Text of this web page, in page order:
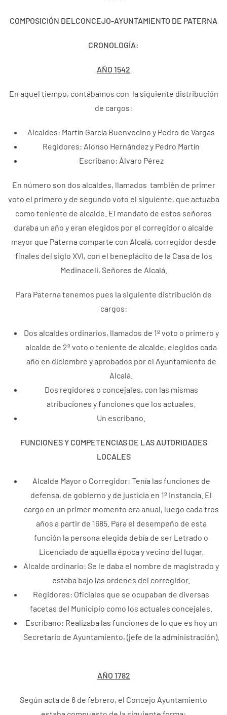
COMPOSICIÓN DELCONCEJO-AYUNTAMIENTO DE PATERNA
CRONOLOGÍA:
AÑO 1542
En aquel tiempo, contábamos con la siguiente distribución
de cargos:
Alcaldes: Martín García Buenvecino y Pedro de Vargas
Regidores: Alonso Hernández y Pedro Martín
Escribano: Álvaro Pérez
En número son dos alcaldes, llamados también de primer
voto el primero y de segundo voto el siguiente, que actuaba
como teniente de alcalde. El mandato de estos señores
duraba un año y eran elegidos por el corregidor o alcalde
mayor que Paterna comparte con Alcalá, corregidor desde
finales del siglo XVI, con el beneplácito de la Casa de los
Medinaceli, Señores de Alcalá.
Para Paterna tenemos pues la siguiente distribución de
cargos:
Dos alcaldes ordinarios, llamados de 1º voto o primero y
alcalde de 2º voto o teniente de alcalde, elegidos cada
año en diciembre y aprobados por el Ayuntamiento de
Alcalá.
Dos regidores o concejales, con las mismas
atribuciones y funciones que los actuales.
Un escribano.
FUNCIONES Y COMPETENCIAS DE LAS AUTORIDADES
LOCALES
Alcalde Mayor o Corregidor: Tenía las funciones de
defensa, de gobierno y de justicia en 1º Instancia. El
cargo en un primer momento era anual, luego cada tres
años a partir de 1685. Para el desempeño de esta
función la persona elegida debía de ser Letrado o
Licenciado de aquella época y vecino del lugar.
Alcalde ordinario: Se le daba el nombre de magistrado y
estaba bajo las ordenes del corregidor.
Regidores: Oficiales que se ocupaban de diversas
facetas del Municipio como los actuales concejales.
Escribano: Realizaba las funciones de lo que es hoy un
Secretario de Ayuntamiento, (jefe de la administración).
AÑO 1782
Según acta de 6 de febrero, el Concejo Ayuntamiento